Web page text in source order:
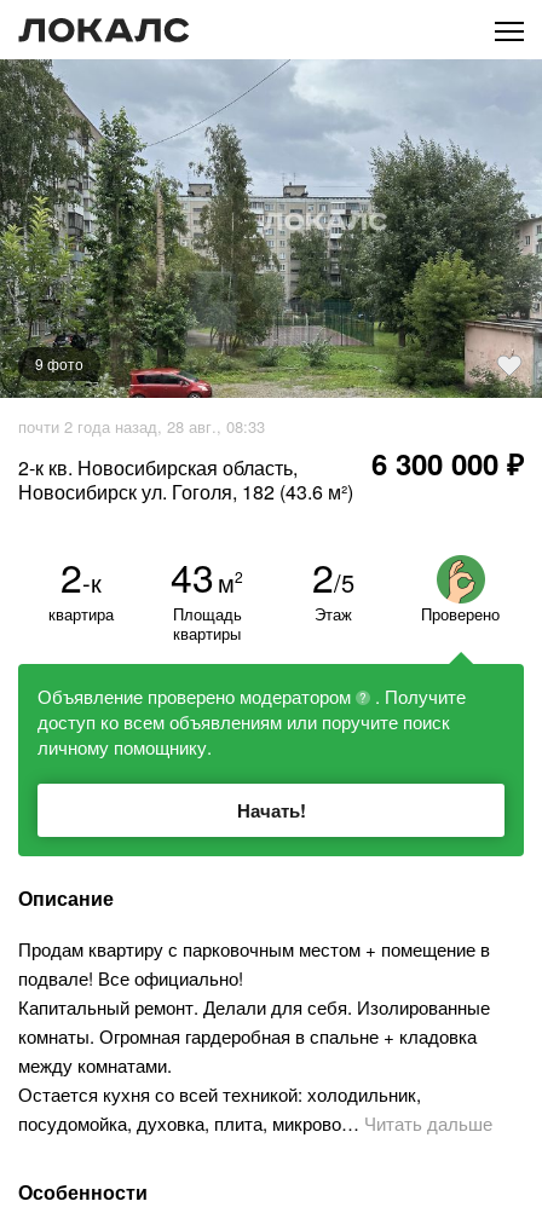
9 фото
почти 2 года назад, 28 авг., 08:33
2-к кв. Новосибирская область,
Новосибирск ул. Гоголя, 182 (43.6 м²)
6 300 000 ₽
2-к
квартира
43м2
Площадь
квартиры
2/5
Этаж Проверено
Объявление проверено модератором ?
. Получите
доступ ко всем объявлениям или поручите поиск
личному помощнику.
Начать!
Описание
Продам квартиру с парковочным местом + помещение в
подвале! Все официально!
Капитальный ремонт. Делали для себя. Изолированные
комнаты. Огромная гардеробная в спальне + кладовка
между комнатами.
Остается кухня со всей техникой: холодильник,
посудомойка, духовка, плита, микрово… Читать дальше
Особенности